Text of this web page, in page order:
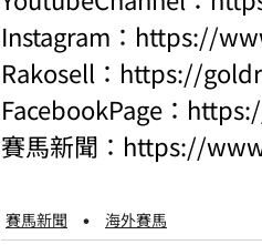
Instagram： https://
Rakosell： https://
FacebookPage：
賽馬新聞： https://
賽馬新聞 海外賽馬